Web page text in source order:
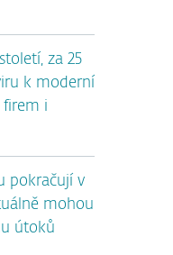
za 25
k moderní
firem i
pokračují v
mohou
útoků